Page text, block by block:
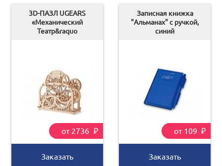
3D-ПАЗЛ UGEARS
«Механический
Театр&raquo
от 2736 ₽
Заказать
Записная книжка
"Альманах" с ручкой,
синий
от 109 ₽
Заказать